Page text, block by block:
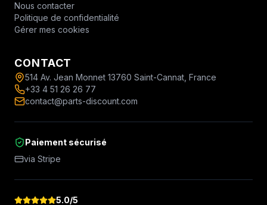
Nous contacter
Politique de confidentialité
Gérer mes cookies
CONTACT
514 Av. Jean Monnet 13760 Saint-Cannat, France
+33 4 51 26 26 77
contact@parts-discount.com
Paiement sécurisé
via Stripe
5.0/5